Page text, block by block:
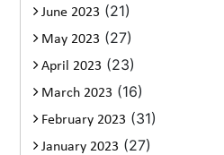
June 2023 (21)
May 2023 (27)
April 2023 (23)
March 2023 (16)
February 2023 (31)
January 2023 (27)